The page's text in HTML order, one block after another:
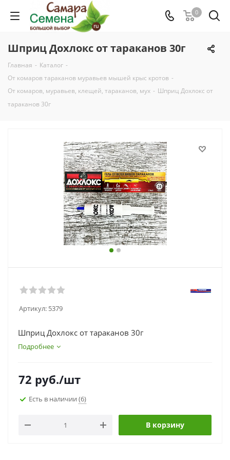
0
Шприц Дохлокс от тараканов 30г
Главная - Каталог -
От комаров тараканов муравьев мышей крыс кротов -
От комаров, муравьев, клещей, тараканов, мух - Шприц Дохлокс от
тараканов 30г
Артикул: 5379
Шприц Дохлокс от тараканов 30г
Подробнее
72 руб./шт
Есть в наличии (6)
В корзину